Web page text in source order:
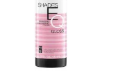
60ML
aantal